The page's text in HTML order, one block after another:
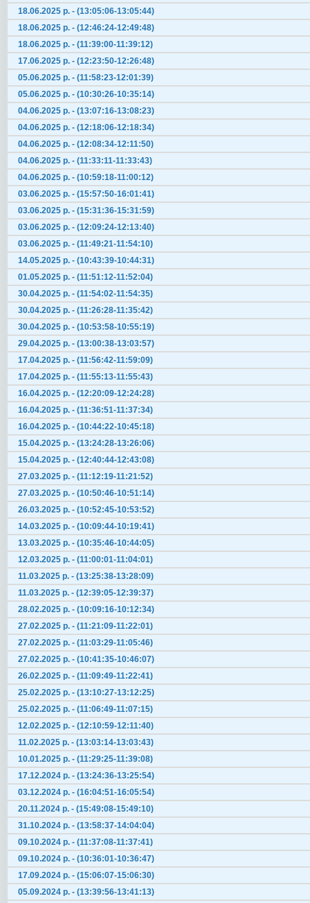
18.06.2025 р. - (13:05:06-13:05:44)
18.06.2025 р. - (12:46:24-12:49:48)
18.06.2025 р. - (11:39:00-11:39:12)
17.06.2025 р. - (12:23:50-12:26:48)
05.06.2025 р. - (11:58:23-12:01:39)
05.06.2025 р. - (10:30:26-10:35:14)
04.06.2025 р. - (13:07:16-13:08:23)
04.06.2025 р. - (12:18:06-12:18:34)
04.06.2025 р. - (12:08:34-12:11:50)
04.06.2025 р. - (11:33:11-11:33:43)
04.06.2025 р. - (10:59:18-11:00:12)
03.06.2025 р. - (15:57:50-16:01:41)
03.06.2025 р. - (15:31:36-15:31:59)
03.06.2025 р. - (12:09:24-12:13:40)
03.06.2025 р. - (11:49:21-11:54:10)
14.05.2025 р. - (10:43:39-10:44:31)
01.05.2025 р. - (11:51:12-11:52:04)
30.04.2025 р. - (11:54:02-11:54:35)
30.04.2025 р. - (11:26:28-11:35:42)
30.04.2025 р. - (10:53:58-10:55:19)
29.04.2025 р. - (13:00:38-13:03:57)
17.04.2025 р. - (11:56:42-11:59:09)
17.04.2025 р. - (11:55:13-11:55:43)
16.04.2025 р. - (12:20:09-12:24:28)
16.04.2025 р. - (11:36:51-11:37:34)
16.04.2025 р. - (10:44:22-10:45:18)
15.04.2025 р. - (13:24:28-13:26:06)
15.04.2025 р. - (12:40:44-12:43:08)
27.03.2025 р. - (11:12:19-11:21:52)
27.03.2025 р. - (10:50:46-10:51:14)
26.03.2025 р. - (10:52:45-10:53:52)
14.03.2025 р. - (10:09:44-10:19:41)
13.03.2025 р. - (10:35:46-10:44:05)
12.03.2025 р. - (11:00:01-11:04:01)
11.03.2025 р. - (13:25:38-13:28:09)
11.03.2025 р. - (12:39:05-12:39:37)
28.02.2025 р. - (10:09:16-10:12:34)
27.02.2025 р. - (11:21:09-11:22:01)
27.02.2025 р. - (11:03:29-11:05:46)
27.02.2025 р. - (10:41:35-10:46:07)
26.02.2025 р. - (11:09:49-11:22:41)
25.02.2025 р. - (13:10:27-13:12:25)
25.02.2025 р. - (11:06:49-11:07:15)
12.02.2025 р. - (12:10:59-12:11:40)
11.02.2025 р. - (13:03:14-13:03:43)
10.01.2025 р. - (11:29:25-11:39:08)
17.12.2024 р. - (13:24:36-13:25:54)
03.12.2024 р. - (16:04:51-16:05:54)
20.11.2024 р. - (15:49:08-15:49:10)
31.10.2024 р. - (13:58:37-14:04:04)
09.10.2024 р. - (11:37:08-11:37:41)
09.10.2024 р. - (10:36:01-10:36:47)
17.09.2024 р. - (15:06:07-15:06:30)
05.09.2024 р. - (13:39:56-13:41:13)